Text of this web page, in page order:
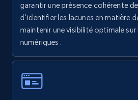
5.6K+ 875+
Walmart - products - Collects
URL, Final price, Sku, Currency,
garantir une présence cohérente
d'identifier les lacunes en matière
maintenir une visibilité optimale sur
numériques.